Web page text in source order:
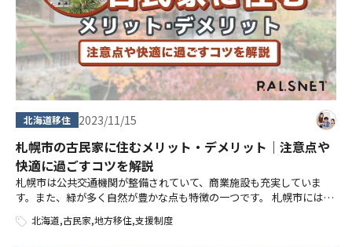
札幌市の古民家に住むメリット・デメリット｜注意点や
快適に過ごすコツを解説
札幌市は公共交通機関が整備されていて、商業施設も充実していま
す。また、緑が多く自然が豊かな点も特徴の一つです。 札幌市には魅
力的な景観と調和するような、味わいのある古民家が点在していま
す。 そのため、札幌市の高い利便性を […]
北海道移住 2023/11/15
北海道,古民家,地方移住,支援制度